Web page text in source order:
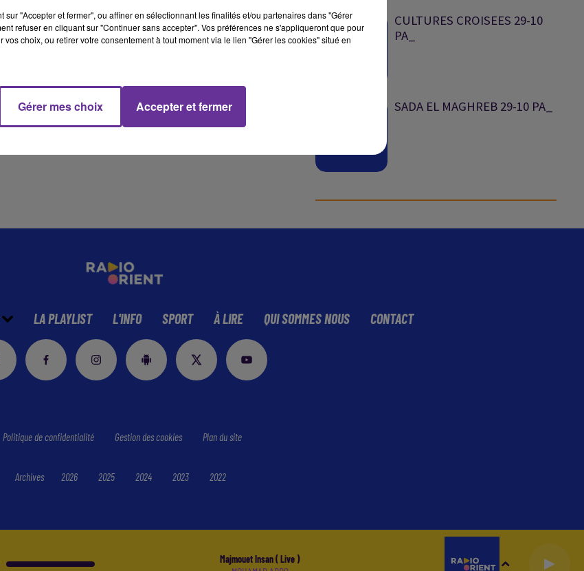
CULTURES CROISEES 29-10
PA_
SADA EL MAGHREB 29-10 PA_
LA PLAYLIST L'INFO SPORT À LIRE QUI SOMMES NOUS CONTACT
Majmouet Insan ( Live )
Politique de confidentialité Gestion des cookies Plan du site
Archives 2026 2025 2024 2023 2022
sur "Accepter et fermer", ou affiner en sélectionnant les finalités et/ou partenaires dans "Gérer
refuser en cliquant sur "Continuer sans accepter". Vos préférences ne s'appliqueront que pour
vos choix, ou retirer votre consentement à tout moment via le lien "Gérer les cookies" situé en
Gérer mes choix Accepter et fermer